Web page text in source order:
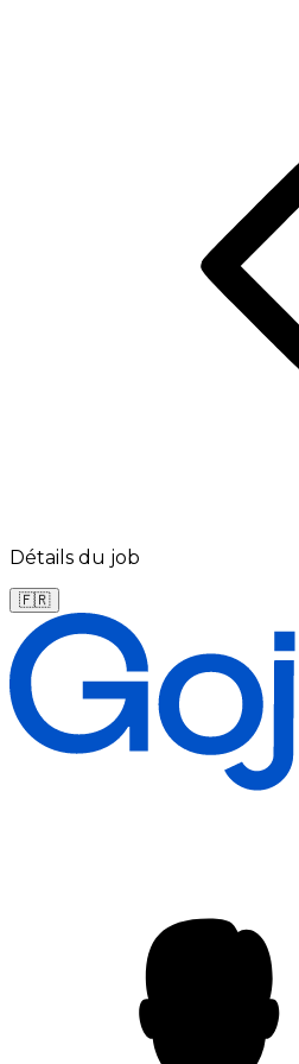
Détails du job
🇫🇷